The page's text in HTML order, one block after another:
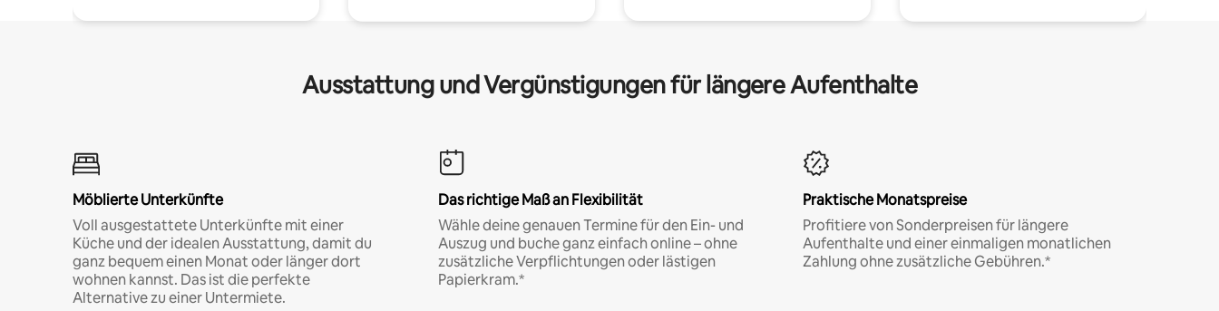
Ausstattung und Vergünstigungen für längere Aufenthalte
Möblierte Unterkünfte
Voll ausgestattete Unterkünfte mit einer
Küche und der idealen Ausstattung, damit du
ganz bequem einen Monat oder länger dort
wohnen kannst. Das ist die perfekte
Alternative zu einer Untermiete.
Das richtige Maß an Flexibilität
Wähle deine genauen Termine für den Ein- und
Auszug und buche ganz einfach online – ohne
zusätzliche Verpflichtungen oder lästigen
Papierkram.*
Praktische Monatspreise
Profitiere von Sonderpreisen für längere
Aufenthalte und einer einmaligen monatlichen
Zahlung ohne zusätzliche Gebühren.*